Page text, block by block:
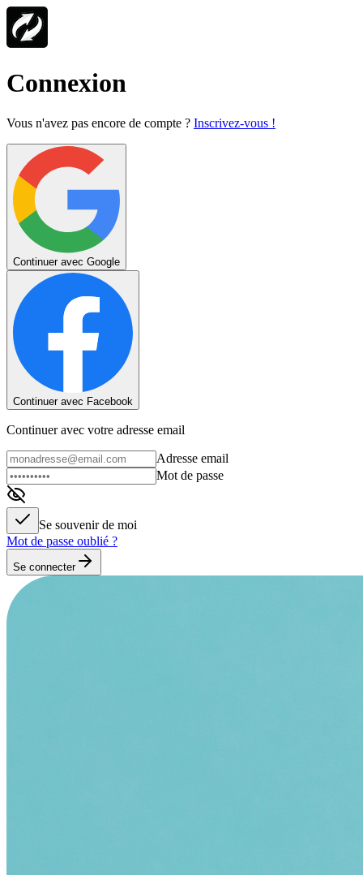
Connexion
Vous n'avez pas encore de compte ? Inscrivez-vous !
Continuer avec Google
Continuer avec Facebook
Continuer avec votre adresse email
Adresse email
Mot de passe
Se souvenir de moi
Mot de passe oublié ?
Se connecter